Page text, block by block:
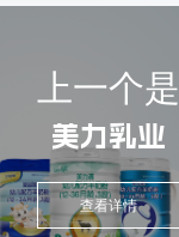
上一个是
美力乳业
查看详情